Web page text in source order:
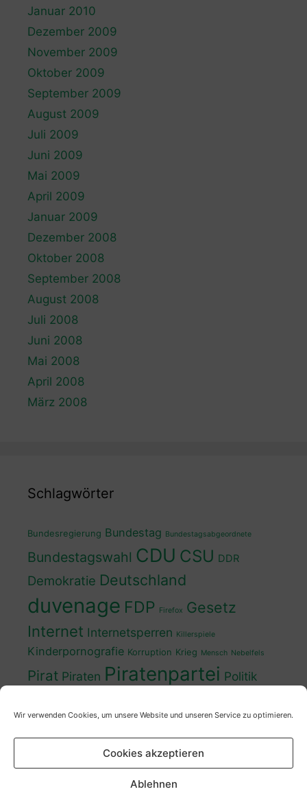
Wir verwenden Cookies, um unsere Website und unseren Service zu optimieren.
Cookies akzeptieren
Ablehnen
Januar 2010
Dezember 2009
November 2009
Oktober 2009
September 2009
August 2009
Juli 2009
Juni 2009
Mai 2009
April 2009
Januar 2009
Dezember 2008
Oktober 2008
September 2008
August 2008
Juli 2008
Juni 2008
Mai 2008
April 2008
März 2008
Schlagwörter
Bundesregierung Bundestag Bundestagsabgeordnete
Bundestagswahl CDU CSU DDR
Demokratie Deutschland
duvenage FDP Firefox Gesetz
Internet Internetsperren Killerspiele
Kinderpornografie Korruption Krieg Mensch Nebelfels
Pirat Piraten Piratenpartei Politik
Wahlkampf Wahlprogramm Wähler
Zensur Zensursula Überwachung